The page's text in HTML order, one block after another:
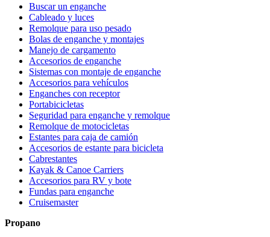
Buscar un enganche
Cableado y luces
Remolque para uso pesado
Bolas de enganche y montajes
Manejo de cargamento
Accesorios de enganche
Sistemas con montaje de enganche
Accesorios para vehículos
Enganches con receptor
Portabicicletas
Seguridad para enganche y remolque
Remolque de motocicletas
Estantes para caja de camión
Accesorios de estante para bicicleta
Cabrestantes
Kayak & Canoe Carriers
Accesorios para RV y bote
Fundas para enganche
Cruisemaster
Propano